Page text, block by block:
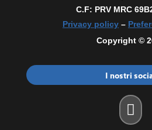
C.F: PRV MRC
Privacy policy–
Copyright ©
I nostri
